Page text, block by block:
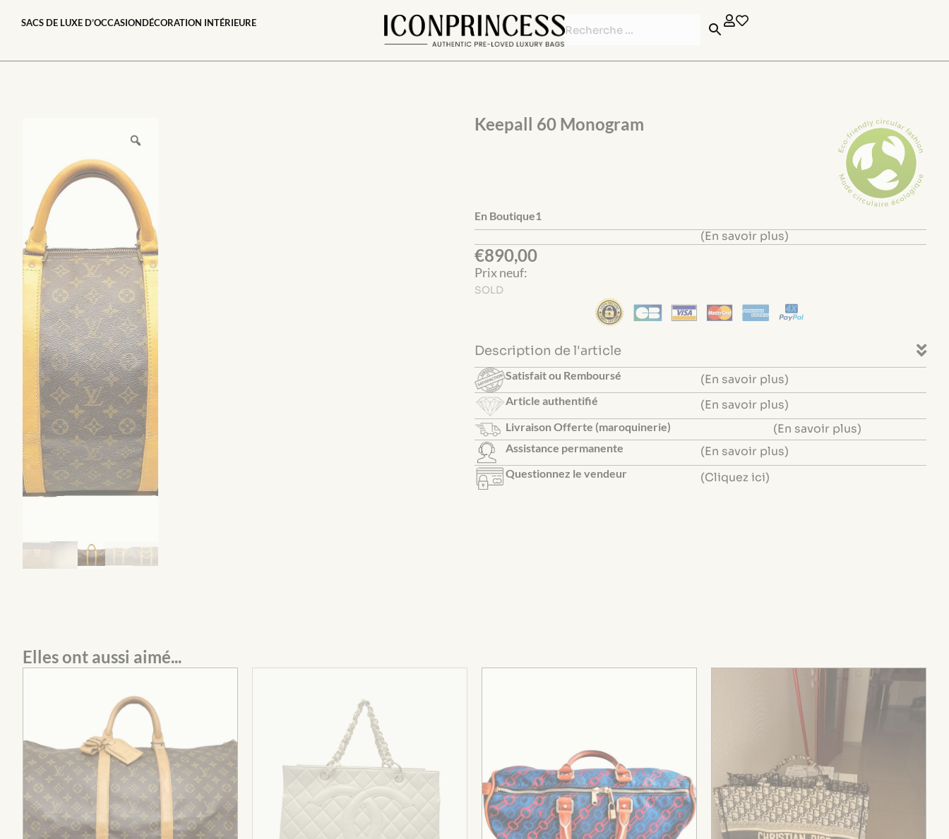
SACS DE LUXE D’OCCASIONDÉCORATION INTÉRIEURE
Keepall 60 Monogram
En Boutique1
(En savoir plus)
€890,00
Prix neuf:
SOLD
Description de l'article
Satisfait ou Remboursé (En savoir plus)
Article authentifié (En savoir plus)
Livraison Offerte (maroquinerie) (En savoir plus)
Assistance permanente (En savoir plus)
Questionnez le vendeur (Cliquez ici)
Elles ont aussi aimé...